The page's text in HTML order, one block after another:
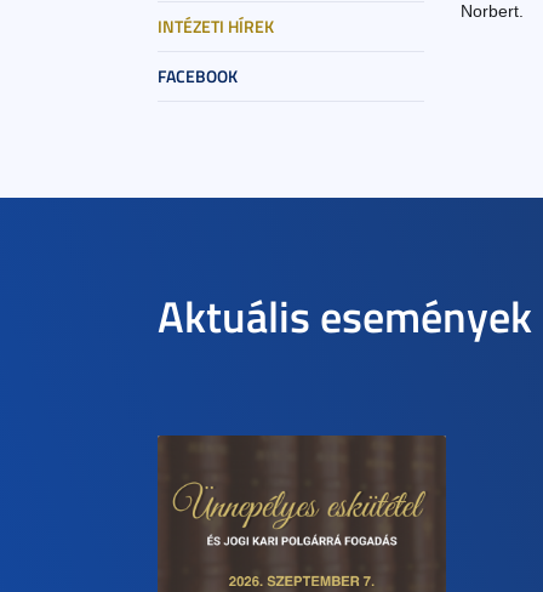
INTÉZETI HÍREK
FACEBOOK
Norbert.
Aktuális események